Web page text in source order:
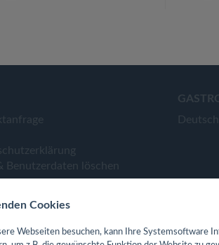
Benutzerdaten löschen
Cookies
Webseiten besuchen, kann Ihre Systemsoftware